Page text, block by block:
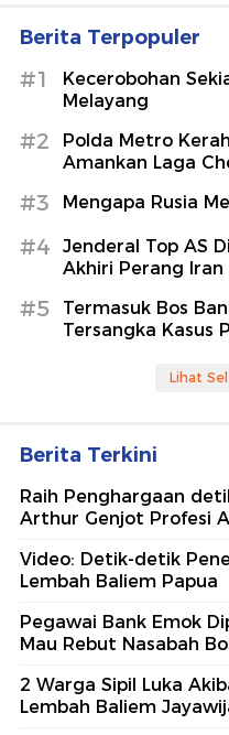
Berita Terpopuler
#1
Kecerobohan
Melayang
#2
Polda Metro
Amankan Laga
#3 Mengapa Rusia
#4
Jenderal Top AS
Akhiri Perang Iran
#5
Termasuk Bos
Tersangka Kasus
Lihat
Berita Terkini
Raih Penghargaan
Arthur Genjot Profesi
Video: Detik-detik
Lembah Baliem Papua
Pegawai Bank Emok
Mau Rebut Nasabah
2 Warga Sipil Luka
Lembah Baliem